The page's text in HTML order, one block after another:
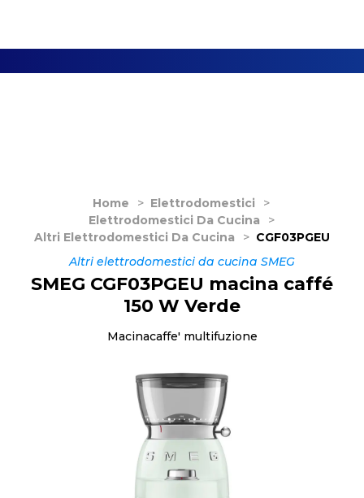
Home > Elettrodomestici
>
Elettrodomestici Da Cucina
>
Altri Elettrodomestici Da Cucina
> CGF03PGEU
Altri elettrodomestici da cucina SMEG
SMEG CGF03PGEU macina caffé
150 W Verde
Macinacaffe' multifuzione